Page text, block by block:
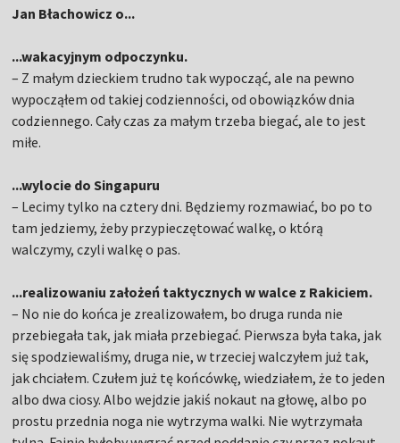
Jan Błachowicz o...
...wakacyjnym odpoczynku.
– Z małym dzieckiem trudno tak wypocząć, ale na pewno
wypocząłem od takiej codzienności, od obowiązków dnia
codziennego. Cały czas za małym trzeba biegać, ale to jest
miłe.
...wylocie do Singapuru
– Lecimy tylko na cztery dni. Będziemy rozmawiać, bo po to
tam jedziemy, żeby przypieczętować walkę, o którą
walczymy, czyli walkę o pas.
...realizowaniu założeń taktycznych w walce z Rakiciem.
– No nie do końca je zrealizowałem, bo druga runda nie
przebiegała tak, jak miała przebiegać. Pierwsza była taka, jak
się spodziewaliśmy, druga nie, w trzeciej walczyłem już tak,
jak chciałem. Czułem już tę końcówkę, wiedziałem, że to jeden
albo dwa ciosy. Albo wejdzie jakiś nokaut na głowę, albo po
prostu przednia noga nie wytrzyma walki. Nie wytrzymała